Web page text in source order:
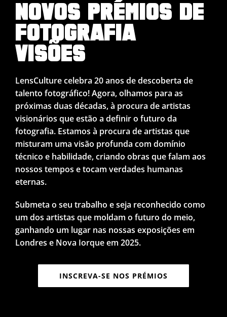
NOVOS PRÉMIOS DE
FOTOGRAFIA
VISÕES
LensCulture celebra 20 anos de descoberta de
talento fotográfico! Agora, olhamos para as
próximas duas décadas, à procura de artistas
visionários que estão a definir o futuro da
fotografia. Estamos à procura de artistas que
misturam uma visão profunda com domínio
técnico e habilidade, criando obras que falam aos
nossos tempos e tocam verdades humanas
eternas.
Submeta o seu trabalho e seja reconhecido como
um dos artistas que moldam o futuro do meio,
ganhando um lugar nas nossas exposições em
Londres e Nova Iorque em 2025.
INSCREVA-SE NOS PRÉMIOS